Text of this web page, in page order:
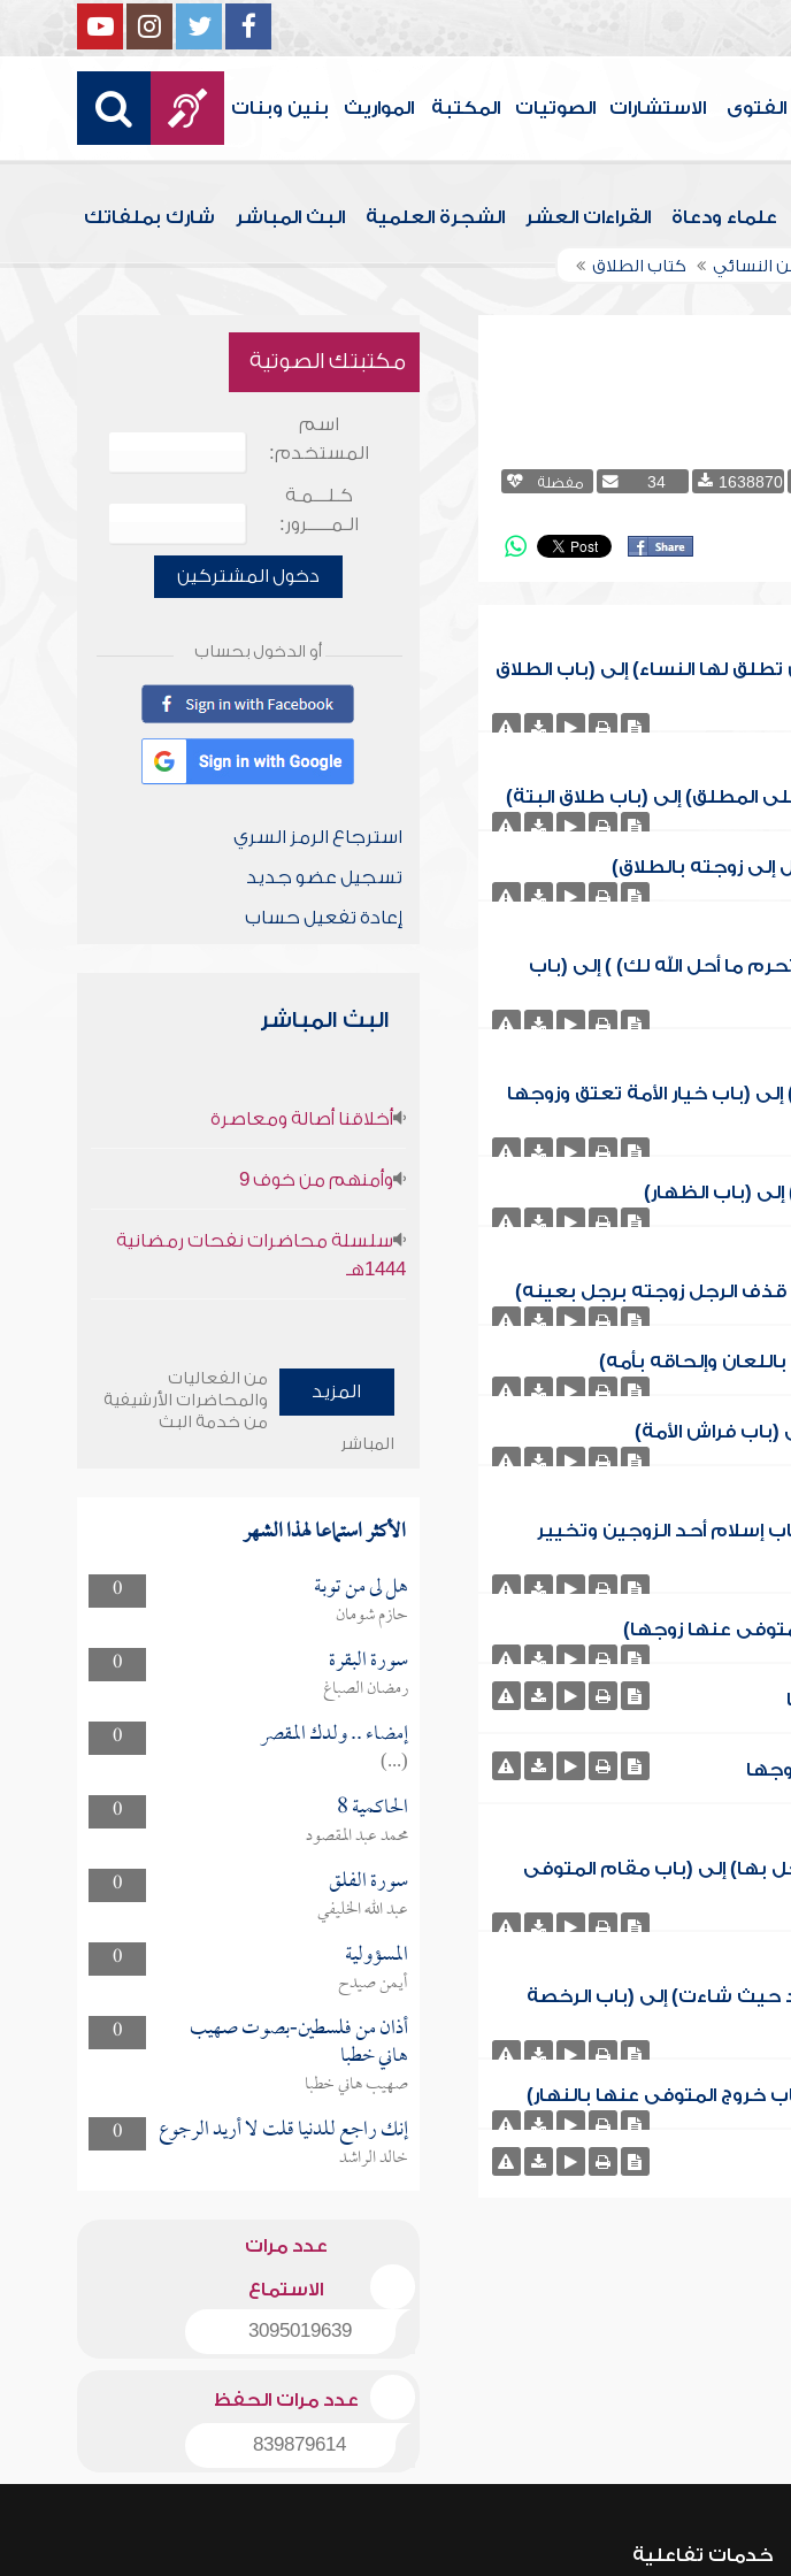
الفتوى الاستشارات الصوتيات المكتبة المواريث بنين وبنات
علماء ودعاة القراءات العشر الشجرة العلمية البث المباشر شارك بملفاتك
النسائي كتاب الطلاق
1638870
34 مفضلة
لها النساء) إلى (باب الطلاق
المطلق) إلى (باب طلاق البتة)
زوجته بالطلاق)
ما أحل الله لك) ) إلى (باب
(باب خيار الأمة تعتق وزوجها
(باب الظهار)
قذف الرجل زوجته برجل بعينه)
وإلحاقه بأمه)
(باب فراش الأمة)
إسلام أحد الزوجين وتخيير
عنها زوجها)
بها) إلى (باب مقام المتوفى
حيث شاءت) إلى (باب الرخصة
خروج المتوفى عنها بالنهار)
مكتبتك الصوتية
اسم
المستخدم:
كـلـــمـة
الـمـــــرور:
دخول المشتركين
أو الدخول بحساب
استرجاع الرمز السري
تسجيل عضو جديد
إعادة تفعيل حساب
البث المباشر
أخلاقنا أصالة ومعاصرة
وأمنهم من خوف 9
سلسلة محاضرات نفحات رمضانية
1444هـ
المزيد
من الفعاليات
والمحاضرات الأرشيفية
من خدمة البث
المباشر
الأكثر استماعا لهذا الشهر
0 هل لى من توبة
حازم شومان
0
سورة البقرة
رمضان الصباغ
0
إمضاء .. ولدك المقصر
(...)
0
الحاكمية 8
محمد عبد المقصود
0
سورة الفلق
عبد الله الخليفي
0
المسؤولية
أيمن صيدح
0
أذان من فلسطين-بصوت صهيب
هاني خطبا
صهيب هاني خطبا
0
إنك راجع للدنيا قلت لا أريد الرجوع
خالد الراشد
عدد مرات
الاستماع
3095019639
عدد مرات الحفظ
839879614
خدمات تفاعلية